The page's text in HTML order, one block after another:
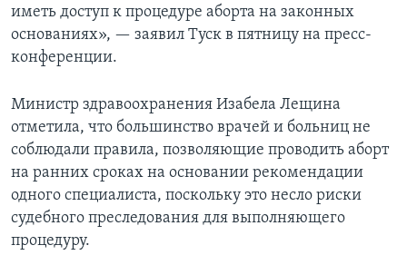
иметь доступ к процедуре аборта на законных
основаниях», — заявил Туск в пятницу на пресс-
конференции.
Министр здравоохранения Изабела Лещина
отметила, что большинство врачей и больниц не
соблюдали правила, позволяющие проводить аборт
на ранних сроках на основании рекомендации
одного специалиста, поскольку это несло риски
судебного преследования для выполняющего
процедуру.